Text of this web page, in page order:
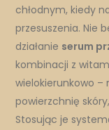
chłodnym, kiedy
przesuszenia. Nie
działanie serum
kombinacji z
wielokierunkowo –
powierzchnię
Stosując je